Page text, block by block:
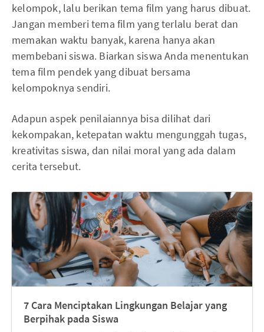
kelompok, lalu berikan tema film yang harus dibuat.
Jangan memberi tema film yang terlalu berat dan
memakan waktu banyak, karena hanya akan
membebani siswa. Biarkan siswa Anda menentukan
tema film pendek yang dibuat bersama
kelompoknya sendiri.
Adapun aspek penilaiannya bisa dilihat dari
kekompakan, ketepatan waktu mengunggah tugas,
kreativitas siswa, dan nilai moral yang ada dalam
cerita tersebut.
7 Cara Menciptakan Lingkungan Belajar yang
Berpihak pada Siswa